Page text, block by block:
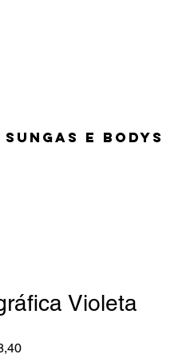
Sungas e Bodys
Violeta
Preço promocional